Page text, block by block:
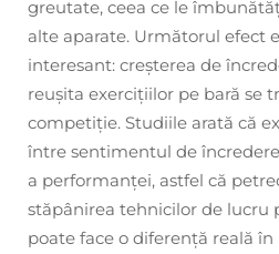
greutate, ceea ce le
alte aparate. Următorul efect
interesant: creșterea de
reușita exercițiilor pe bară se
competiție. Studiile arată că
între sentimentul de
a performanței, astfel că
stăpânirea tehnicilor de lucru
poate face o diferență reală